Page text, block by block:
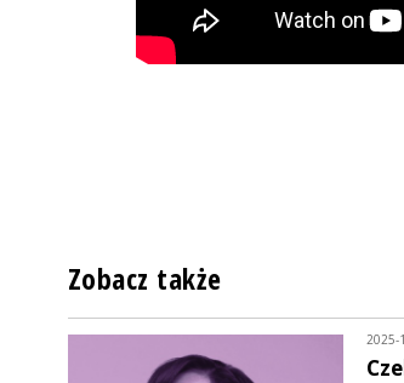
Zobacz także
2025-